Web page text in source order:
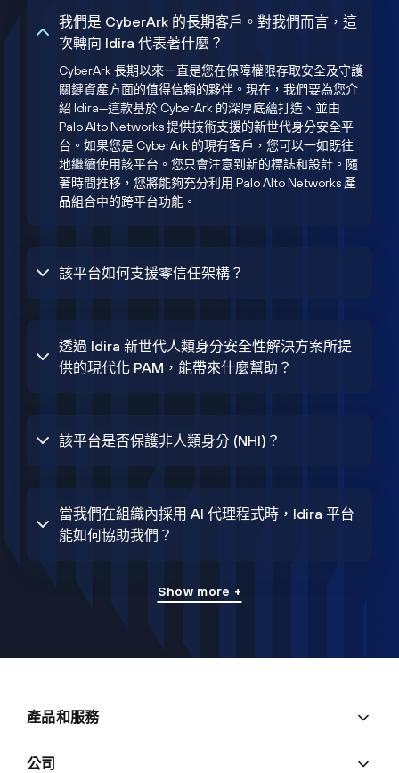
我們是 CyberArk 的長期客戶。對我們而言，這
次轉向 Idira 代表著什麼？
CyberArk 長期以來一直是您在保障權限存取安全及守護
關鍵資產方面的值得信賴的夥伴。現在，我們要為您介
紹 Idira—這款基於 CyberArk 的深厚底蘊打造、並由
Palo Alto Networks 提供技術支援的新世代身分安全平
台。如果您是 CyberArk 的現有客戶，您可以一如既往
地繼續使用該平台。您只會注意到新的標誌和設計。隨
著時間推移，您將能夠充分利用 Palo Alto Networks 產
品組合中的跨平台功能。
該平台如何支援零信任架構？
透過 Idira 新世代人類身分安全性解決方案所提
供的現代化 PAM，能帶來什麼幫助？
該平台是否保護非人類身分 (NHI)？
當我們在組織內採用 AI 代理程式時，Idira 平台
能如何協助我們？
Show more +
產品和服務
公司